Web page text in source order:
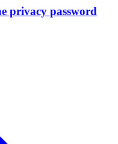
privacy password